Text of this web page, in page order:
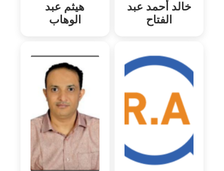
خالد أحمد عبد
الفتاح
هيثم عبد
الوهاب